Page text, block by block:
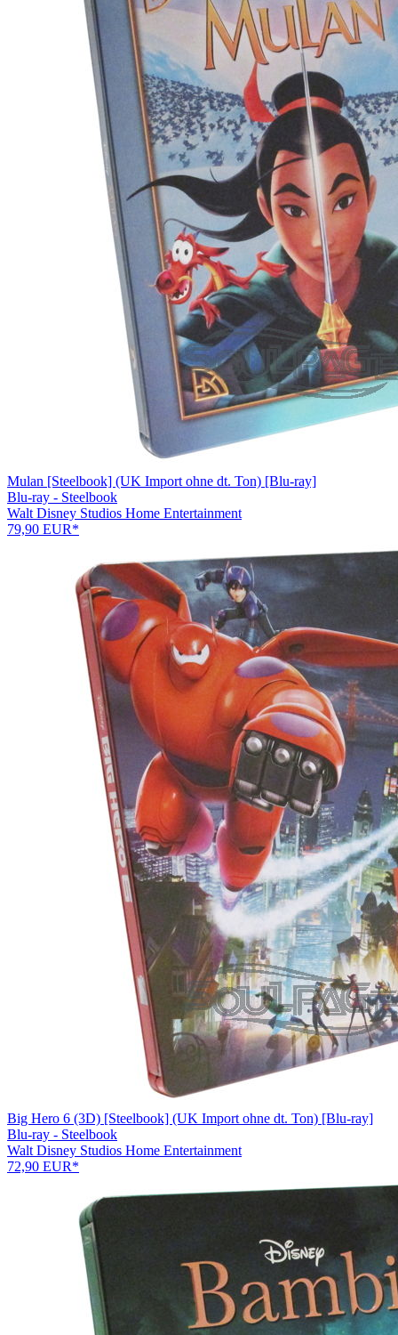
Mulan [Steelbook] (UK Import ohne dt. Ton) [Blu-ray]
Blu-ray - Steelbook
Walt Disney Studios Home Entertainment
79,90 EUR*
Big Hero 6 (3D) [Steelbook] (UK Import ohne dt. Ton) [Blu-ray]
Blu-ray - Steelbook
Walt Disney Studios Home Entertainment
72,90 EUR*